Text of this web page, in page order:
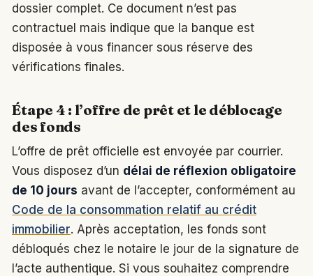
dossier complet. Ce document n’est pas
contractuel mais indique que la banque est
disposée à vous financer sous réserve des
vérifications finales.
Étape 4 : l’offre de prêt et le déblocage
des fonds
L’offre de prêt officielle est envoyée par courrier.
Vous disposez d’un délai de réflexion obligatoire
de 10 jours avant de l’accepter, conformément au
Code de la consommation relatif au crédit
immobilier. Après acceptation, les fonds sont
débloqués chez le notaire le jour de la signature de
l’acte authentique. Si vous souhaitez comprendre